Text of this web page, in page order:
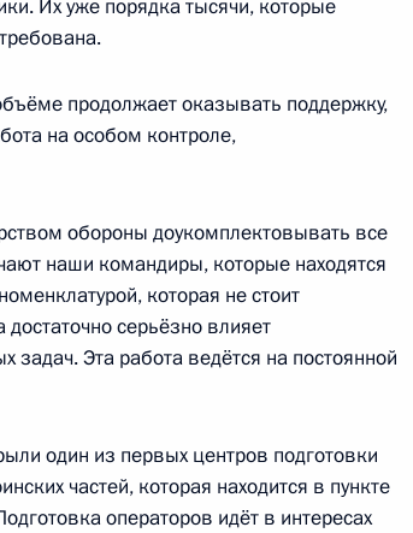
Федерации
Алексеем Дюминым
«Строительство,
Их уже порядка тысячи, которые
продолжает оказывать поддержку,
на особом контроле,
обороны доукомплектовывать все
наши командиры, которые находятся
которая не стоит
серьёзно влияет
Эта работа ведётся на постоянной
один из первых центров подготовки
частей, которая находится в пункте
операторов идёт в интересах